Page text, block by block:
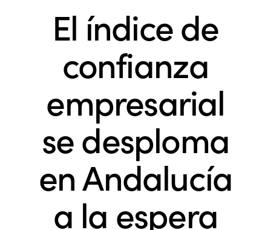
El índice de
confianza
empresarial
se desploma
en Andalucía
a la espera